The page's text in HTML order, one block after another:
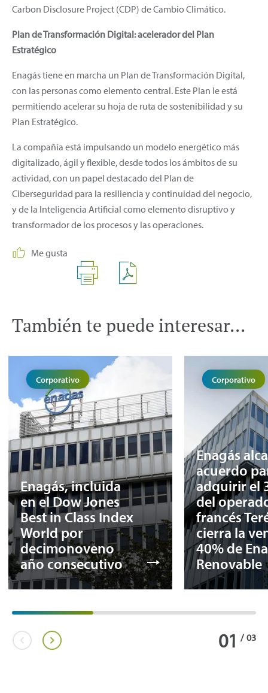
Carbon Disclosure Project (CDP) de Cambio Climático.
Plan de Transformación Digital: acelerador del Plan
Estratégico
Enagás tiene en marcha un Plan de Transformación Digital,
con las personas como elemento central. Este Plan le está
permitiendo acelerar su hoja de ruta de sostenibilidad y su
Plan Estratégico.
La compañía está impulsando un modelo energético más
digitalizado, ágil y flexible, desde todos los ámbitos de su
actividad, con un papel destacado del Plan de
Ciberseguridad para la resiliencia y continuidad del negocio,
y de la Inteligencia Artificial como elemento disruptivo y
transformador de los procesos y las operaciones.
Me gusta
También te puede interesar...
Corporativo
Enagás, incluida
en el Dow Jones
Best in Class Index
World por
decimonoveno
año consecutivo
Corporativo
Enagás
acuerdo
adquirir el
del
francés
cierra la
40% de
Renovable
01 / 03